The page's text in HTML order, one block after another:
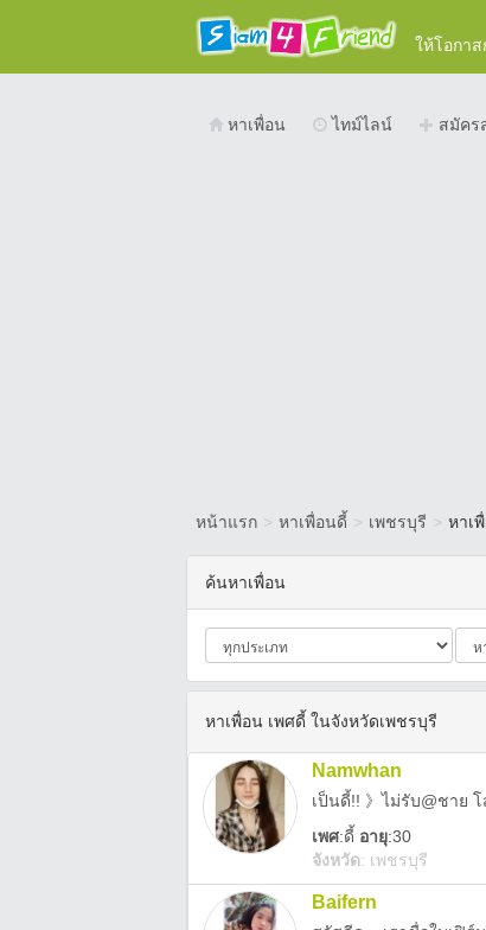
ให้โอกา
หาเพื่อน ไทม์ไลน์ สมัคร
หน้าแรก > หาเพื่อนดี้ > เพชรบุรี > หาเ
ค้นหาเพื่อน
หาเพื่อน เพศดี้ ในจังหวัดเพชรบุรี
Namwhan
เพศ:ดี้ อายุ:30
จังหวัด: เพชรบุรี
Baifern